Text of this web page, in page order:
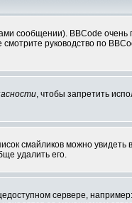
сообщении). BBCode очень
руководство по
, чтобы запретить
смайликов можно увидеть
удалить его.
сервере,